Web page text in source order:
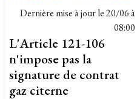
Dernière mise à jour le20/06 à
08:00
L'Article 121-106
n'impose pas la
signature de contrat
gaz citerne